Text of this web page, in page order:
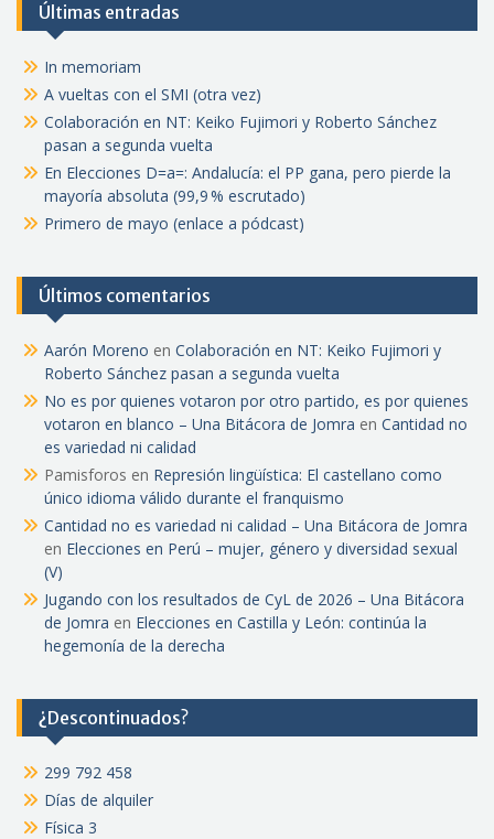
Últimas entradas
In memoriam
A vueltas con el SMI (otra vez)
Colaboración en NT: Keiko Fujimori y Roberto Sánchez
pasan a segunda vuelta
En Elecciones D=a=: Andalucía: el PP gana, pero pierde la
mayoría absoluta (99,9 % escrutado)
Primero de mayo (enlace a pódcast)
Últimos comentarios
Aarón Moreno en Colaboración en NT: Keiko Fujimori y
Roberto Sánchez pasan a segunda vuelta
No es por quienes votaron por otro partido, es por quienes
votaron en blanco – Una Bitácora de Jomra en Cantidad no
es variedad ni calidad
Pamisforos en Represión lingüística: El castellano como
único idioma válido durante el franquismo
Cantidad no es variedad ni calidad – Una Bitácora de Jomra
en Elecciones en Perú – mujer, género y diversidad sexual
(V)
Jugando con los resultados de CyL de 2026 – Una Bitácora
de Jomra en Elecciones en Castilla y León: continúa la
hegemonía de la derecha
¿Descontinuados?
299 792 458
Días de alquiler
Física 3